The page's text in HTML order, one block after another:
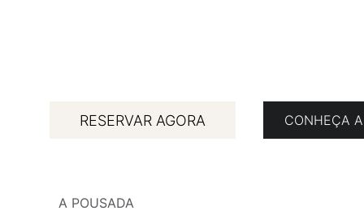
RESERVAR AGORA CONHEÇA
A POUSADA